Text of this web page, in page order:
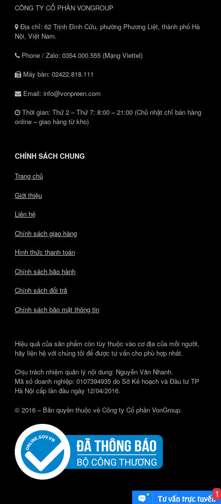
CÔNG TY CỔ PHẦN VONGROUP
Địa chỉ: 62 Trịnh Đình Cửu, phường Phương Liệt, thành phố Hà
Nội, Việt Nam.
Phone / Zalo: 0354.000.555 (Mạng Viettel)
Máy bàn: 02422.818.111
Email: info@vonpreen.com
Thời gian: Thứ 2 – Thứ 7: 8:00 – 21:00 (Chủ nhật chỉ bán hàng
online – giao hàng từ kho)
CHÍNH SÁCH CHUNG
Trang chủ
Giới thiệu
Liên hệ
Chính sách giao hàng
Hình thức thanh toán
Chính sách bảo hành
Chính sách đổi trả
Chính sách bảo mật thông tin
Hiệu quả của sản phẩm còn tùy thuộc vào cơ địa của mỗi người,
hãy liện hệ với chúng tôi để được tư vấn cho phù hợp nhất.
Chịu trách nhiệm quản lý nội dung: Nguyễn Văn Nhanh.
Mã số doanh nghiệp: 0107394935 do Sở Kế hoạch và Đầu tư TP
Hà Nội cấp lần đầu ngày 12/04/2016.
© 2016 – Bản quyền thuộc về Công ty Cổ phần VonGroup.
1